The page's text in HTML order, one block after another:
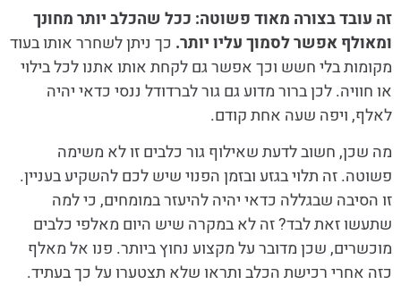
זה עובד בצורה מאוד פשוטה: ככל שהכלב יותר מחונך
ומאולף אפשר לסמוך עליו יותר. כך ניתן לשחרר אותו בעוד
מקומות בלי חשש וכך אפשר גם לקחת אותו אתנו לכל בילוי
או חוויה. לכן ברור מדוע גם גור לברדודל ננסי כדאי יהיה
לאלף, ויפה שעה אחת קודם.
מה שכן, חשוב לדעת שאילוף גור כלבים זו לא משימה
פשוטה. זה תלוי בגזע ובזמן הפנוי שיש לכם להשקיע בעניין.
זו הסיבה שבגללה כדאי יהיה להיעזר במומחים, כי למה
שתעשו זאת לבד? זה לא במקרה שיש היום מאלפי כלבים
מוכשרים, שכן מדובר על מקצוע נחוץ ביותר. פנו אל מאלף
כזה אחרי רכישת הכלב ותראו שלא תצטערו על כך בעתיד.